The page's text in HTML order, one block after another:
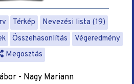
Térkép
Nevezési lista (19)
Összehasonlítás
Végeredmény
Megosztás
- Nagy Mariann